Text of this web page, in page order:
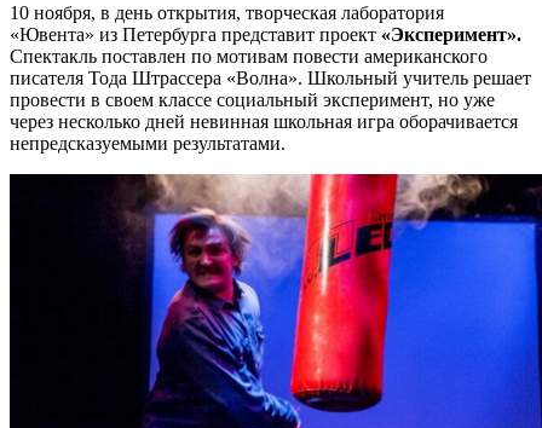
10 ноября, в день открытия, творческая лаборатория
«Ювента» из Петербурга представит проект «Эксперимент».
Спектакль поставлен по мотивам повести американского
писателя Тода Штрассера «Волна». Школьный учитель решает
провести в своем классе социальный эксперимент, но уже
через несколько дней невинная школьная игра оборачивается
непредсказуемыми результатами.